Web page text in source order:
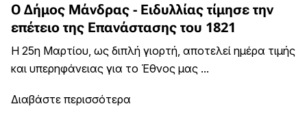
Ο Δήμος Μάνδρας - Ειδυλλίας τίμησε την
επέτειο της Επανάστασης του 1821
Η 25η Μαρτίου, ως διπλή γιορτή, αποτελεί ημέρα τιμής
και υπερηφάνειας για το Έθνος μας ...
Διαβάστε περισσότερα